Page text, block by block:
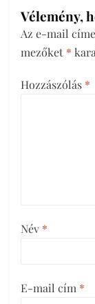
Vélemény,
Az e-mail
mezőket *
Hozzászólás *
Név *
E-mail cím *